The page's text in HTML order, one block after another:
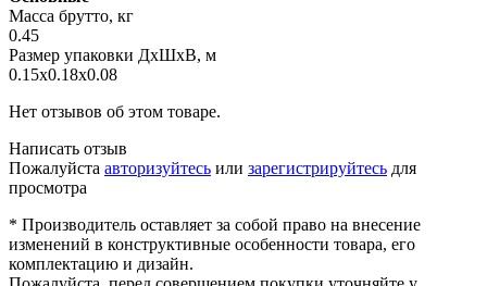
Масса брутто, кг
0.45
Размер упаковки ДхШхВ, м
0.15x0.18x0.08
Нет отзывов об этом товаре.
Написать отзыв
Пожалуйста авторизуйтесь или зарегистрируйтесь для
просмотра
* Производитель оставляет за собой право на внесение
изменений в конструктивные особенности товара, его
комплектацию и дизайн.